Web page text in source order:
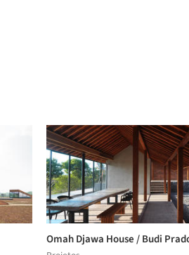
Omah Djawa House / Budi